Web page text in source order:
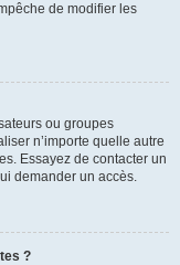
de modifier les
ou groupes
n’importe quelle autre
Essayez de contacter un
demander un accès.
?